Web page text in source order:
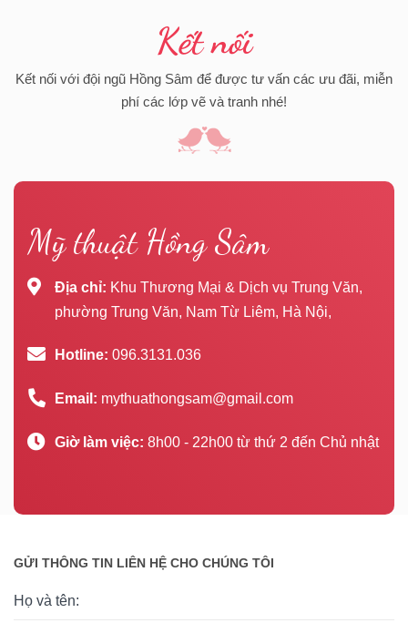
Kết nối
Kết nối với đội ngũ Hồng Sâm để được tư vấn các ưu đãi, miễn
phí các lớp vẽ và tranh nhé!
Mỹ thuật Hồng Sâm
Địa chỉ: Khu Thương Mại & Dịch vụ Trung Văn,
phường Trung Văn, Nam Từ Liêm, Hà Nội,
Hotline: 096.3131.036
Email: mythuathongsam@gmail.com
Giờ làm việc: 8h00 - 22h00 từ thứ 2 đến Chủ nhật
GỬI THÔNG TIN LIÊN HỆ CHO CHÚNG TÔI